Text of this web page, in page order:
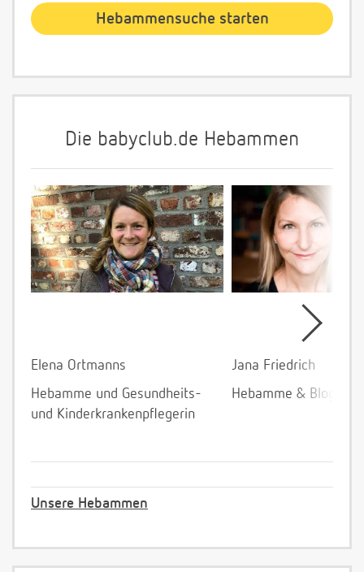
Die babyclub.de Hebammen
Elena Ortmanns
Hebamme und Gesundheits-
und Kinderkrankenpflegerin
Jana Friedrich
Hebamme &
Unsere Hebammen